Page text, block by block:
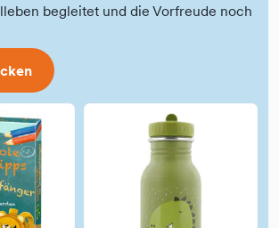
begleitet und die Vorfreude noch